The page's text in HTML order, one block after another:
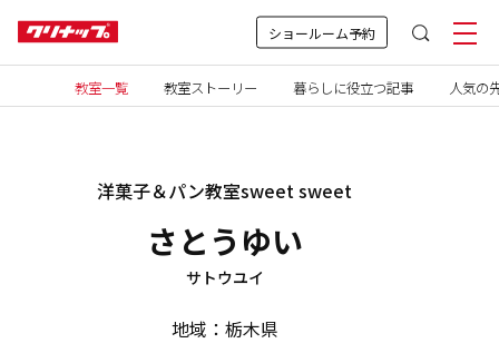
ショールーム予約
教室一覧 教室ストーリー 暮らしに役立つ記事 人気の
洋菓子＆パン教室sweet sweet
さとうゆい
サトウユイ
地域：栃木県